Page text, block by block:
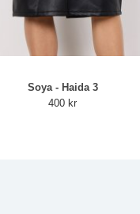
Soya - Haida 3
400 kr